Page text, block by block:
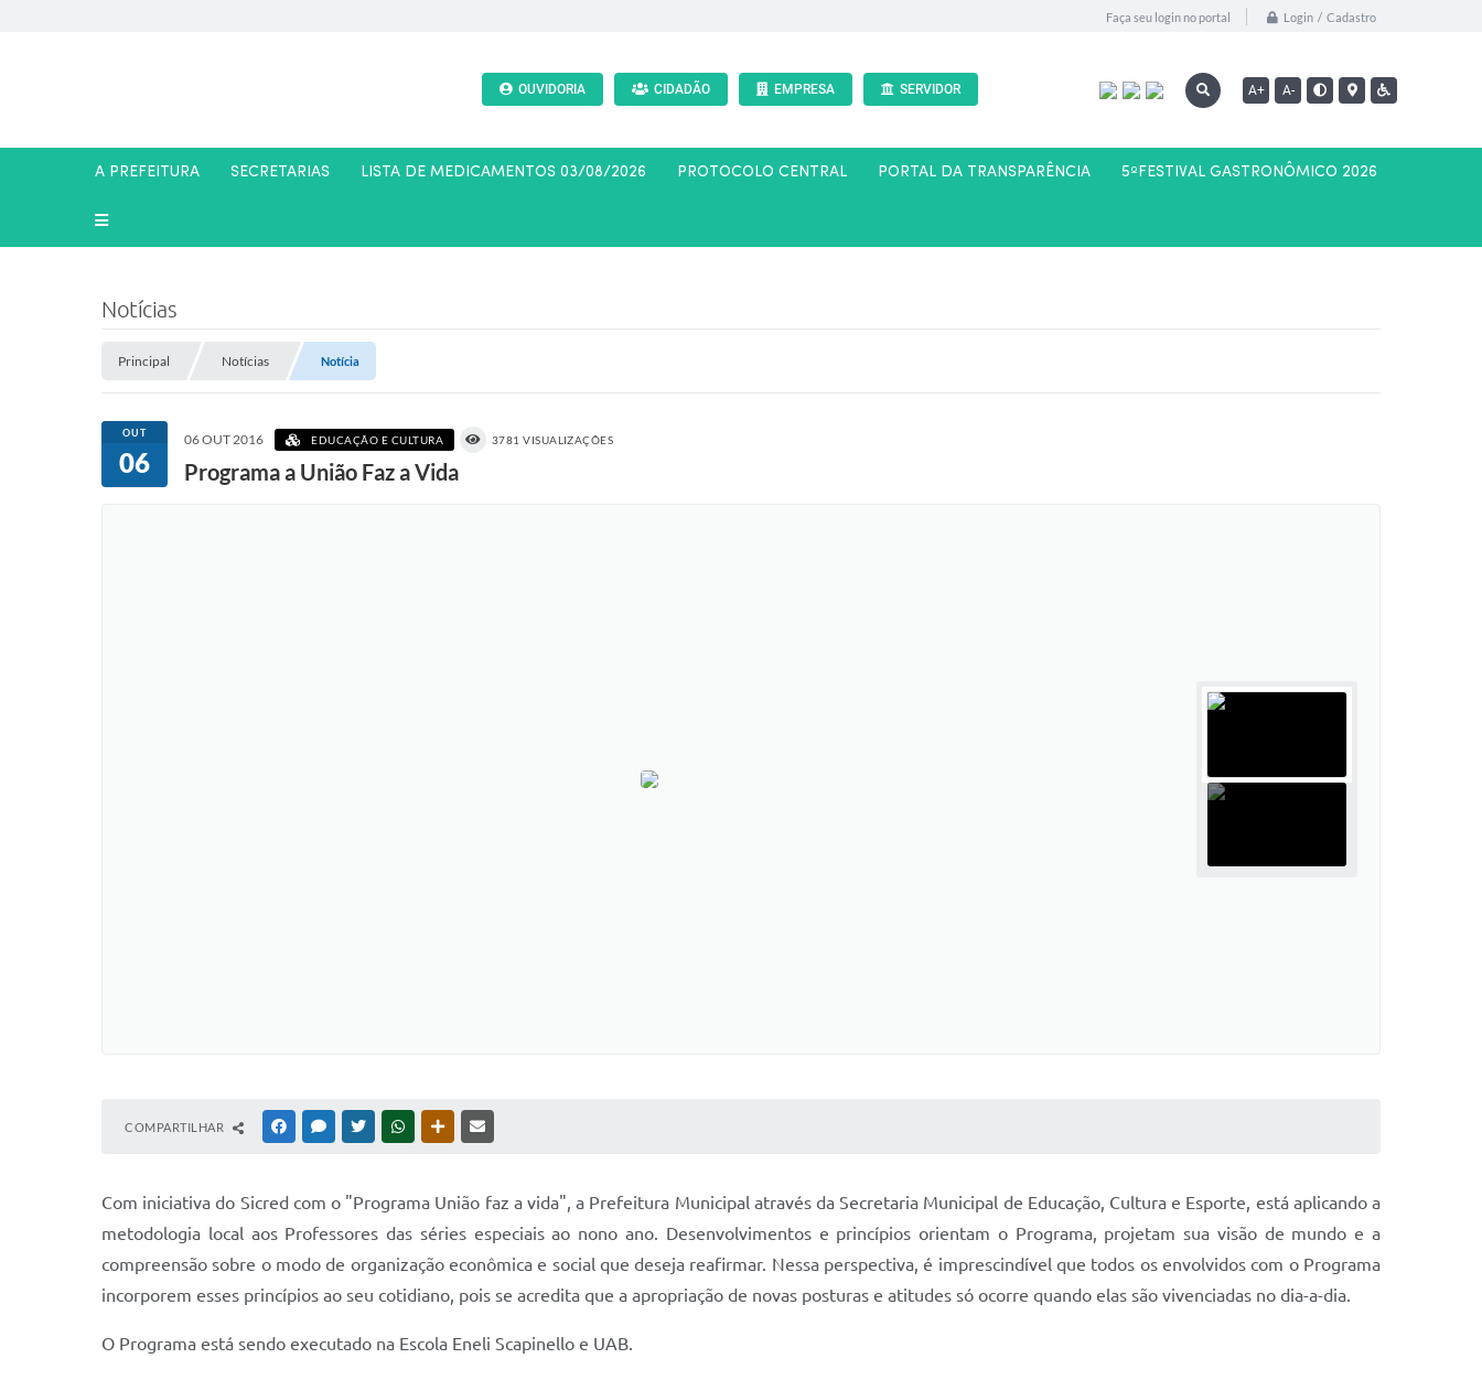
Faça seu login no portal Login / Cadastro
OUVIDORIA CIDADÃO EMPRESA SERVIDOR A+ A-
A PREFEITURA SECRETARIAS LISTA DE MEDICAMENTOS 03/08/2026 PROTOCOLO CENTRAL PORTAL DA TRANSPARÊNCIA 5ºFESTIVAL GASTRONÔMICO 2026
Notícias
Principal Notícias Notícia
OUT
06
06 OUT 2016 EDUCAÇÃO E CULTURA 3781 VISUALIZAÇÕES
Programa a União Faz a Vida
COMPARTILHAR FACEBOOKMESSENGER
TWITTERWHATSAPPOUTRAS MÍDIAS
Com iniciativa do Sicred com o "Programa União faz a vida", a Prefeitura Municipal através da Secretaria Municipal de Educação, Cultura e Esporte, está aplicando a
metodologia local aos Professores das séries especiais ao nono ano. Desenvolvimentos e princípios orientam o Programa, projetam sua visão de mundo e a
compreensão sobre o modo de organização econômica e social que deseja reafirmar. Nessa perspectiva, é imprescindível que todos os envolvidos com o Programa
incorporem esses princípios ao seu cotidiano, pois se acredita que a apropriação de novas posturas e atitudes só ocorre quando elas são vivenciadas no dia-a-dia.
O Programa está sendo executado na Escola Eneli Scapinello e UAB.